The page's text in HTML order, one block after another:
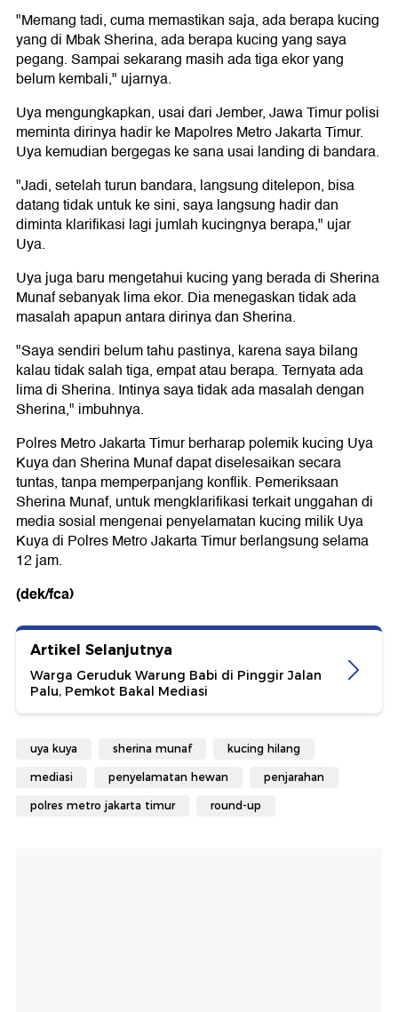
"Memang tadi, cuma memastikan saja, ada berapa kucing
yang di Mbak Sherina, ada berapa kucing yang saya
pegang. Sampai sekarang masih ada tiga ekor yang
belum kembali," ujarnya.
Uya mengungkapkan, usai dari Jember, Jawa Timur polisi
meminta dirinya hadir ke Mapolres Metro Jakarta Timur.
Uya kemudian bergegas ke sana usai landing di bandara.
"Jadi, setelah turun bandara, langsung ditelepon, bisa
datang tidak untuk ke sini, saya langsung hadir dan
diminta klarifikasi lagi jumlah kucingnya berapa," ujar
Uya.
Uya juga baru mengetahui kucing yang berada di Sherina
Munaf sebanyak lima ekor. Dia menegaskan tidak ada
masalah apapun antara dirinya dan Sherina.
"Saya sendiri belum tahu pastinya, karena saya bilang
kalau tidak salah tiga, empat atau berapa. Ternyata ada
lima di Sherina. Intinya saya tidak ada masalah dengan
Sherina," imbuhnya.
Polres Metro Jakarta Timur berharap polemik kucing Uya
Kuya dan Sherina Munaf dapat diselesaikan secara
tuntas, tanpa memperpanjang konflik. Pemeriksaan
Sherina Munaf, untuk mengklarifikasi terkait unggahan di
media sosial mengenai penyelamatan kucing milik Uya
Kuya di Polres Metro Jakarta Timur berlangsung selama
12 jam.
(dek/fca)
Artikel Selanjutnya
Warga Geruduk Warung Babi di Pinggir Jalan
Palu, Pemkot Bakal Mediasi
uya kuya sherina munaf kucing hilang
mediasi penyelamatan hewan penjarahan
polres metro jakarta timur round-up